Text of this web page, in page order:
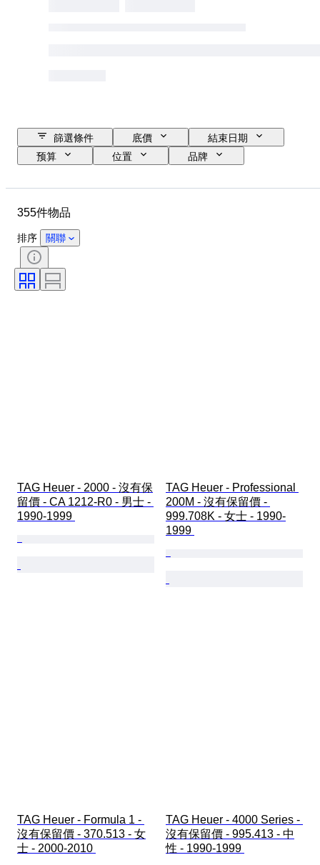
篩選條件 底價
結束日期
预算
位置
品牌
時期
錶帶材質
355件物品
排序 關聯
TAG Heuer - 2000 - 沒有保
留價 - CA 1212-R0 - 男士 -
1990-1999
TAG Heuer - Professional
200M - 沒有保留價 -
999.708K - 女士 - 1990-
1999
TAG Heuer - Formula 1 -
沒有保留價 - 370.513 - 女
士 - 2000-2010
TAG Heuer - 4000 Series -
沒有保留價 - 995.413 - 中
性 - 1990-1999